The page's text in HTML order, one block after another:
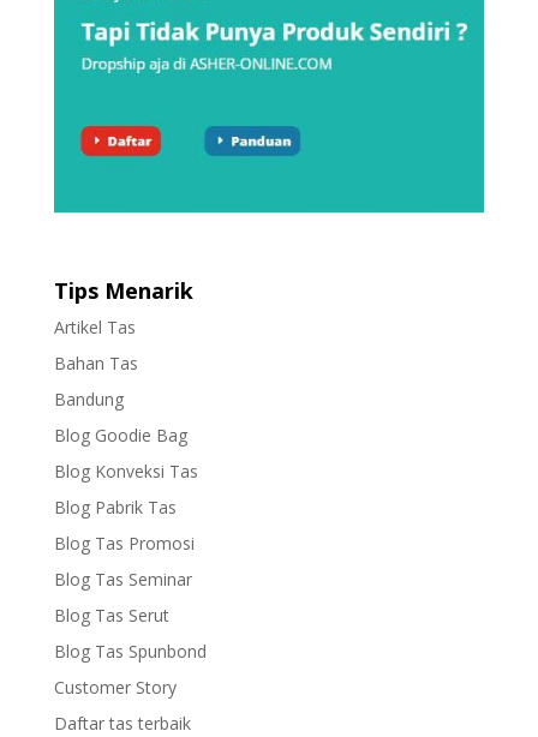
Tips Menarik
Artikel Tas
Bahan Tas
Bandung
Blog Goodie Bag
Blog Konveksi Tas
Blog Pabrik Tas
Blog Tas Promosi
Blog Tas Seminar
Blog Tas Serut
Blog Tas Spunbond
Customer Story
Daftar tas terbaik